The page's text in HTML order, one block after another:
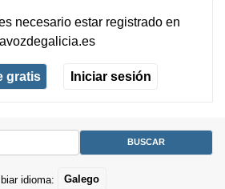
necesario estar registradoen
gratis Iniciar sesión
idioma: Galego